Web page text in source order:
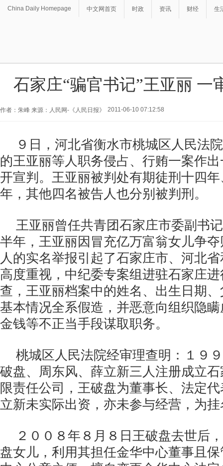
China Daily Homepage 中文网首页 时政 资讯 财经 生
石家庄“骗官书记”王亚丽 一
作者：朱峰 来源：人民网-《人民日报》 2011-06-10 07:12:58
９日，河北省衡水市桃城区人民法
的王亚丽等人职务侵占、行贿一案作
开宣判。王亚丽被判处有期徒刑十四
年，其他四名被告人也分别被判刑。
王亚丽曾任共青团石家庄市委副书
半年，王亚丽因冒充亿万富翁女儿争
人的实名举报引起了石家庄市、河北
高度重视，中纪委专案组进驻石家庄
查，王亚丽档案中的姓名、出生日期
基本情况全系假造，并恶意向组织隐
金钱等不正当手段谋取职务。
桃城区人民法院经审理查明：１９
破盘、周东风、薛立新三人注册成立
限责任公司，王破盘为董事长、法定
立新未实际出资，亦未参与经营，为
２００８年８月８日王破盘去世后
盘女儿，利用其担任金华中心董事且